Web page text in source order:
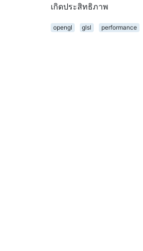
เกิดประสิทธิภาพ
opengl glsl
performance